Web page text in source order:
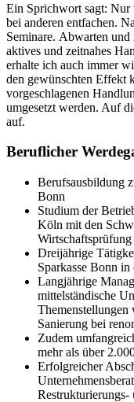
Ein Sprichwort sagt: Nur
bei anderen entfachen.
Seminare. Abwarten und
aktives und zeitnahes
erhalte ich auch immer
den gewünschten Effekt
vorgeschlagenen
umgesetzt werden. Auf
auf.
Beruflicher
Berufsausbildung
Bonn
Studium der
Köln mit den
Dreijährige
Sparkasse Bonn
Langjährige
mittelständische
Sanierung bei
Zudem
mehr als über
Erfolgreicher
Restrukturierungs-